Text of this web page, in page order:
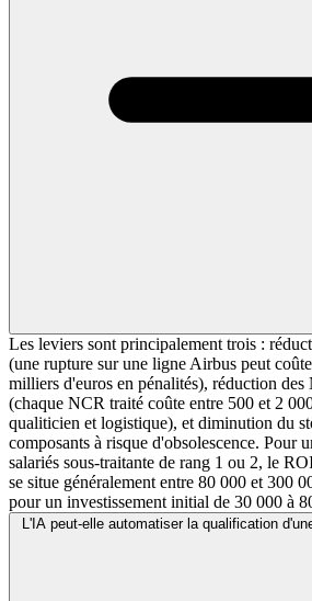
Les leviers sont principalement trois :
(une rupture sur une ligne Airbus peut
milliers d'euros en pénalités), réduction
(chaque NCR traité coûte entre 500 et 2
qualiticien et logistique), et diminution du
composants à risque d'obsolescence. Pour
salariés sous-traitante de rang 1 ou 2, le
se situe généralement entre 80 000 et 300
pour un investissement initial de 30 000 à
L'IA peut-elle automatiser la qualification